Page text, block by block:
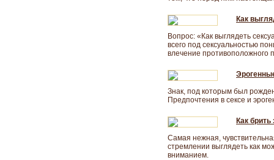
Как
Вопрос: «Как выглядеть
всего под сексуальностью
влечение противоположного
Знак, под которым был
Предпочтения в сексе и
Как
Самая нежная,
стремлении выглядеть как
вниманием.